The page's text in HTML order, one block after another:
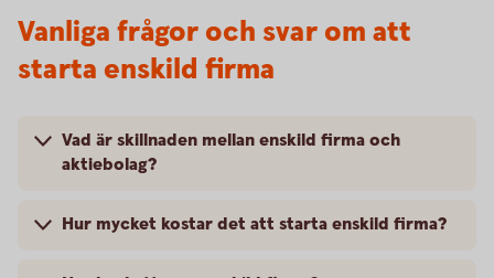
Vanliga frågor och svar om att
starta enskild firma
Vad är skillnaden mellan enskild firma och
aktiebolag?
Hur mycket kostar det att starta enskild firma?